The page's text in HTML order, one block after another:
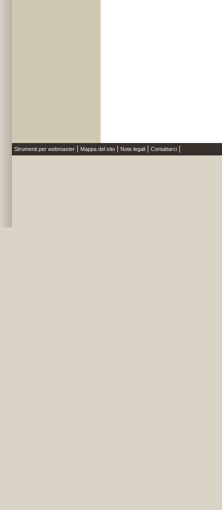
Strumenti per webmaster Mappa del sito Note legali Contattarci